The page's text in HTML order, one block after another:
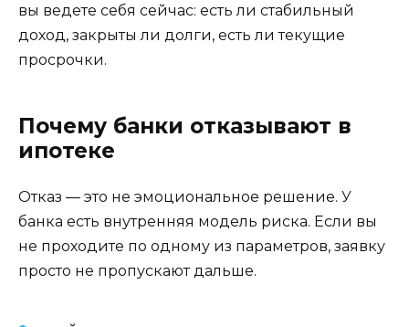
вы ведете себя сейчас: есть ли стабильный
доход, закрыты ли долги, есть ли текущие
просрочки.
Почему банки отказывают в
ипотеке
Отказ — это не эмоциональное решение. У
банка есть внутренняя модель риска. Если вы
не проходите по одному из параметров, заявку
просто не пропускают дальше.